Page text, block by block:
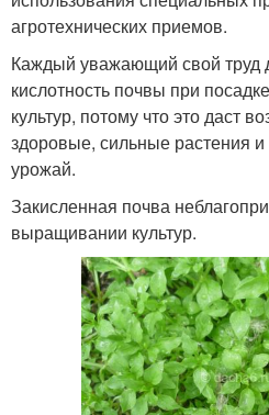
агротехнических приемов.
Каждый уважающий свой труд
кислотность почвы при
культур, потому что это даст
здоровые, сильные растения
урожай.
Закисленная почва
выращивании культур.